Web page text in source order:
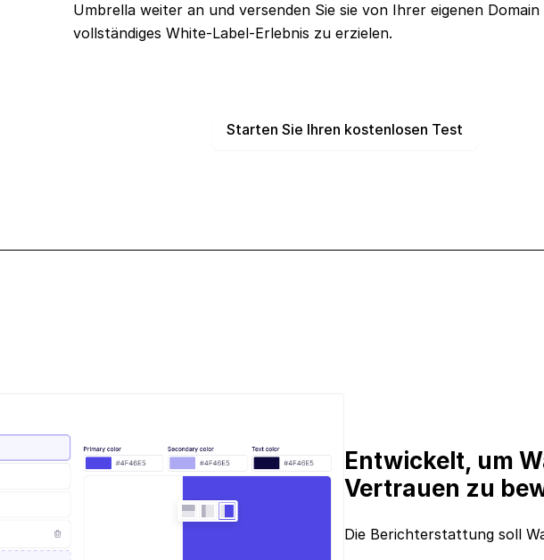
Umbrella weiter an und versenden Sie sie von Ihrer eigenen Domain
vollständiges White-Label-Erlebnis zu erzielen.
Starten Sie Ihren kostenlosen Test
Entwickelt, um
Vertrauen zu
Die Berichterstattung soll